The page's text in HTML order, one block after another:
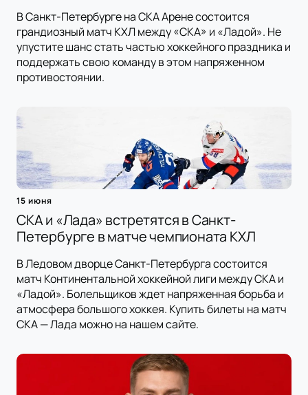
В Санкт-Петербурге на СКА Арене состоится
грандиозный матч КХЛ между «СКА» и «Ладой». Не
упустите шанс стать частью хоккейного праздника и
поддержать свою команду в этом напряженном
противостоянии.
15 июня
СКА и «Лада» встретятся в Санкт-
Петербурге в матче чемпионата КХЛ
В Ледовом дворце Санкт-Петербурга состоится
матч Континентальной хоккейной лиги между СКА и
«Ладой». Болельщиков ждет напряженная борьба и
атмосфера большого хоккея. Купить билеты на матч
СКА — Лада можно на нашем сайте.